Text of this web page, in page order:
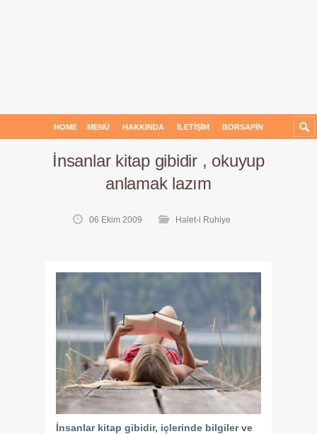
HOME MENÜ HAKKINDA İLETIŞIM BORSAPIN
İnsanlar kitap gibidir , okuyup
anlamak lazım
06 Ekim 2009 Halet-i Ruhiye
İnsanlar kitap gibidir, içlerinde bilgiler ve